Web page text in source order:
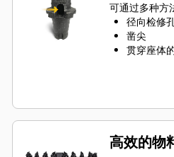
可通过多种方
径向检修
凿尖
贯穿座体
高效的物